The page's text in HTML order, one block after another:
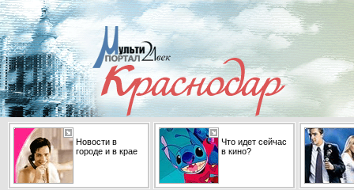
Новости в
городе и в крае
Что идет сейчас
в кино?